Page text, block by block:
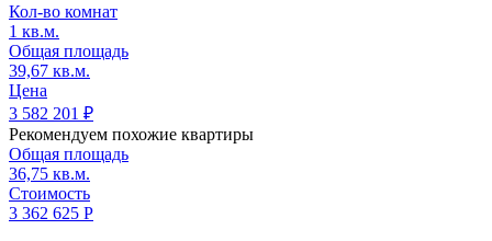
Кол-во комнат
1 кв.м.
Общая площадь
39,67 кв.м.
Цена
3 582 201 ₽
Рекомендуем похожие квартиры
Общая площадь
36,75 кв.м.
Стоимость
3 362 625 Р